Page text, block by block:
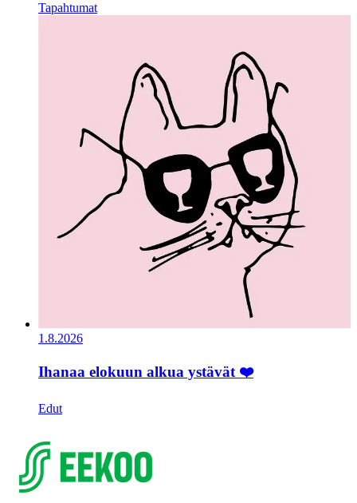
Tapahtumat
1.8.2026
Ihanaa elokuun alkua ystävät ❤️
Edut